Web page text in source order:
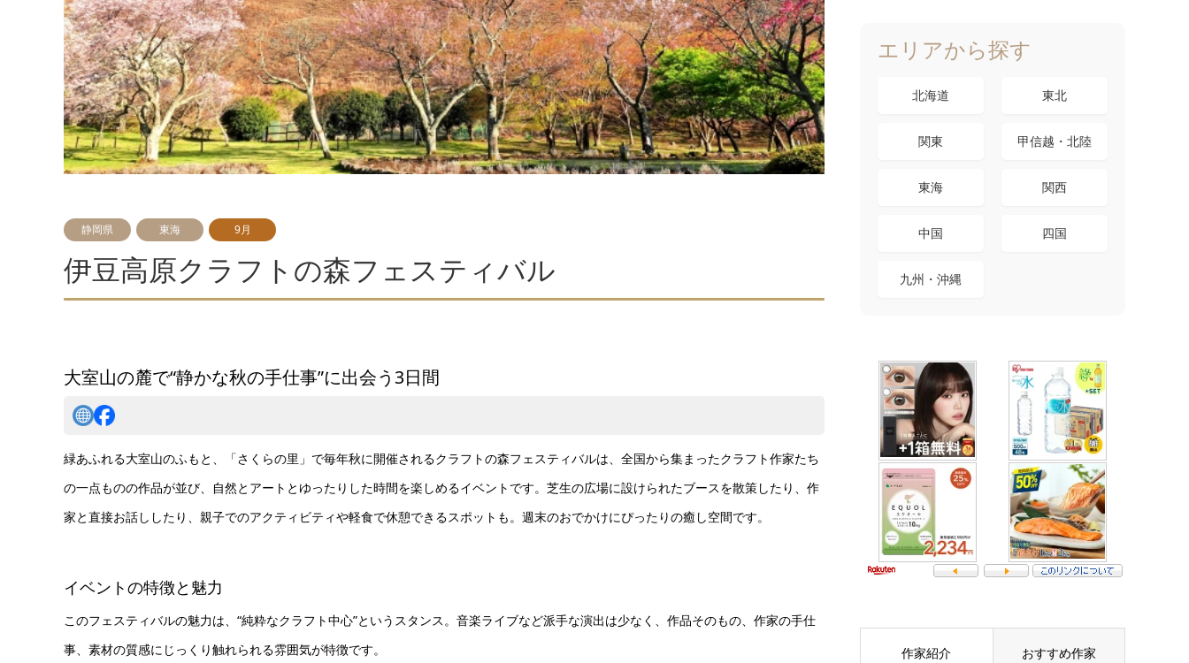
静岡県 東海 9月
伊豆高原クラフトの森フェスティバル
大室山の麓で“静かな秋の手仕事”に出会う3日間
緑あふれる大室山のふもと、「さくらの里」で毎年秋に開催されるクラフトの森フェスティバルは、全国から集まったクラフト作家たち
の一点ものの作品が並び、自然とアートとゆったりした時間を楽しめるイベントです。芝生の広場に設けられたブースを散策したり、作
家と直接お話ししたり、親子でのアクティビティや軽食で休憩できるスポットも。週末のおでかけにぴったりの癒し空間です。
イベントの特徴と魅力
このフェスティバルの魅力は、“純粋なクラフト中心”というスタンス。音楽ライブなど派手な演出は少なく、作品そのもの、作家の手仕
事、素材の質感にじっくり触れられる雰囲気が特徴です。
エリアから探す
北海道 東北
関東 甲信越・北陸
東海 関西
中国 四国
九州・沖縄
作家紹介 おすすめ作家